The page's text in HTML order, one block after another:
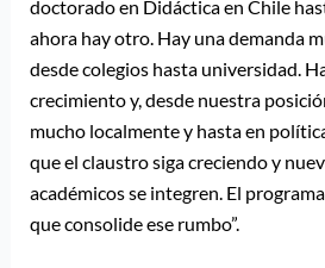
doctorado en Didáctica en Chile
ahora hay otro. Hay una demanda
desde colegios hasta universidad.
crecimiento y, desde nuestra
mucho localmente y hasta en
que el claustro siga creciendo y
académicos se integren. El
que consolide ese rumbo”.